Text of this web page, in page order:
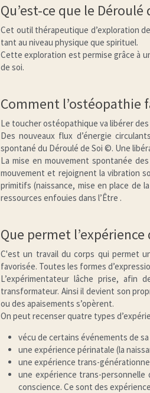
Qu’est-ce que le Déroulé
Cet outil thérapeutique d’exploration
tant au niveau physique que spirituel.
Cette exploration est permise grâce à
de soi.
Comment l’ostéopathie
Le toucher ostéopathique va libérer
Des nouveaux flux d’énergie
spontané du Déroulé de Soi ©. Une
La mise en mouvement spontanée
mouvement et rejoignent la vibration
primitifs (naissance, mise en place de
ressources enfouies dans l’Être .
Que permet
C'est un travail du corps qui permet
favorisée. Toutes les formes
L’expérimentateur lâche prise,
transformateur. Ainsi il devient son
ou des apaisements s’opèrent.
On peut recenser quatre types
vécu de certains événements de sa
une expérience périnatale (la
une expérience trans-
une expérience trans-personnelle
conscience. Ce sont des